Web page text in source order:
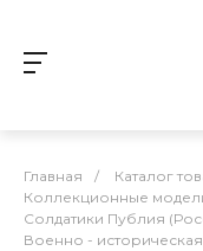
Главная / Каталог
Коллекционные
Солдатики Публия
Военно -